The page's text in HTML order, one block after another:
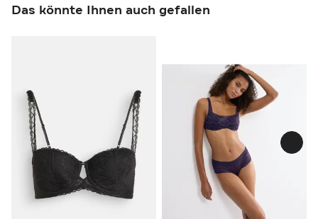
Das könnte Ihnen auch gefallen